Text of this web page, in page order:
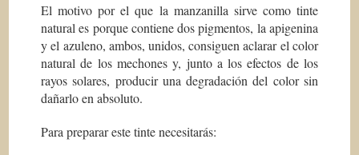
El motivo por el que la manzanilla sirve como tinte
natural es porque contiene dos pigmentos, la apigenina
y el azuleno, ambos, unidos, consiguen aclarar el color
natural de los mechones y, junto a los efectos de los
rayos solares, producir una degradación del color sin
dañarlo en absoluto.
Para preparar este tinte necesitarás: